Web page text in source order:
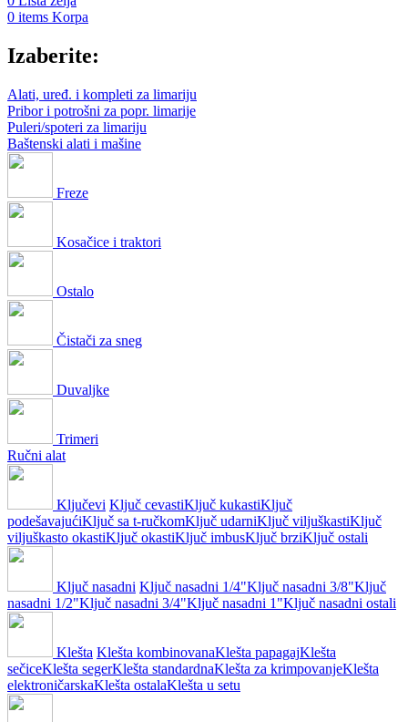
0 items Korpa
Izaberite:
Alati, uređ. i kompleti za limariju
Pribor i potrošni za popr. limarije
Puleri/spoteri za limariju
Baštenski alati i mašine
Freze
Kosačice i traktori
Ostalo
Čistači za sneg
Duvaljke
Trimeri
Ručni alat
Ključevi Ključ cevastiKljuč kukastiKljuč
podešavajućiKljuč sa t-ručkomKljuč udarniKljuč viljuškastiKljuč
viljuškasto okastiKljuč okastiKljuč imbusKljuč brziKljuč ostali
Ključ nasadni Ključ nasadni 1/4"Ključ nasadni 3/8"Ključ
nasadni 1/2"Ključ nasadni 3/4"Ključ nasadni 1"Ključ nasadni ostali
Klešta Klešta kombinovanaKlešta papagajKlešta
sečiceKlešta segerKlešta standardnaKlešta za krimpovanjeKlešta
elektroničarskaKlešta ostalaKlešta u setu